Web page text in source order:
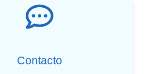
Contacto